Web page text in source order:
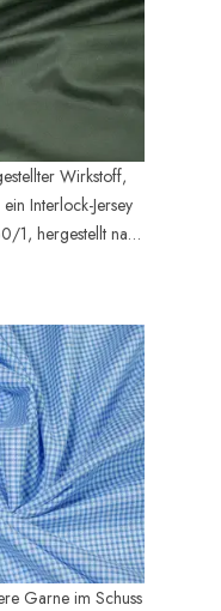
Interlock-Jersey
1, hergestellt nach